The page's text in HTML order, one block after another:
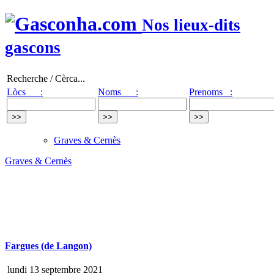
Nos lieux-dits
gascons
Recherche / Cèrca...
Lòcs :
Noms : Prenoms :
Graves & Cernès
Graves & Cernès
Fargues (de Langon)
lundi 13 septembre 2021